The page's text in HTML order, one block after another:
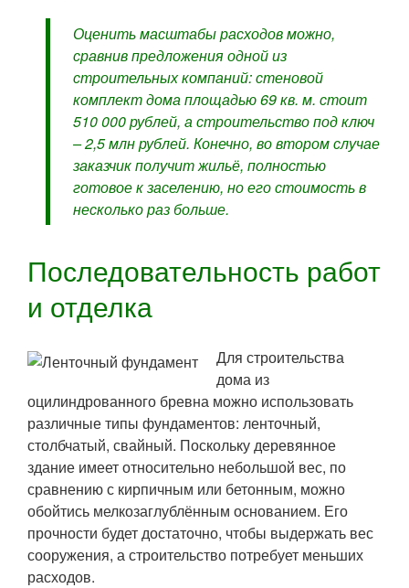
Оценить масштабы расходов можно,
сравнив предложения одной из
строительных компаний: стеновой
комплект дома площадью 69 кв. м. стоит
510 000 рублей, а строительство под ключ
– 2,5 млн рублей. Конечно, во втором случае
заказчик получит жильё, полностью
готовое к заселению, но его стоимость в
несколько раз больше.
Последовательность работ
и отделка
Для строительства
дома из
оцилиндрованного бревна можно использовать
различные типы фундаментов: ленточный,
столбчатый, свайный. Поскольку деревянное
здание имеет относительно небольшой вес, по
сравнению с кирпичным или бетонным, можно
обойтись мелкозаглублённым основанием. Его
прочности будет достаточно, чтобы выдержать вес
сооружения, а строительство потребует меньших
расходов.